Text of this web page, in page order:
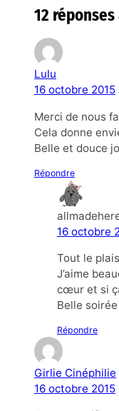
12 réponses
Lulu
16 octobre 2015
Merci de nous
Cela donne
Belle et douce
Répondre
16 octobre
Tout le
J’aime
cœur et si
Belle soirée
Répondre
Girlie Cinéphilie
16 octobre 2015